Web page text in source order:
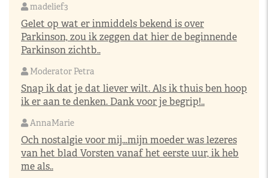
madelief3
Gelet op wat er inmiddels bekend is over
Parkinson, zou ik zeggen dat hier de beginnende
Parkinson zichtb..
Moderator Petra
Snap ik dat je dat liever wilt. Als ik thuis ben hoop
ik er aan te denken. Dank voor je begrip!..
AnnaMarie
Och nostalgie voor mij…mijn moeder was lezeres
van het blad Vorsten vanaf het eerste uur, ik heb
me als..